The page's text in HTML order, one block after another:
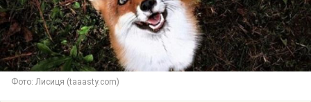
Фото: Лисиця (taaasty.com)